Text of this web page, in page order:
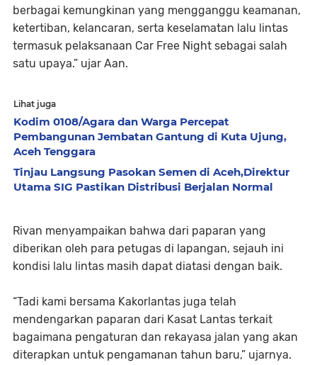
berbagai kemungkinan yang mengganggu keamanan,
ketertiban, kelancaran, serta keselamatan lalu lintas
termasuk pelaksanaan Car Free Night sebagai salah
satu upaya.” ujar Aan.
Lihat juga
Kodim 0108/Agara dan Warga Percepat
Pembangunan Jembatan Gantung di Kuta Ujung,
Aceh Tenggara
Tinjau Langsung Pasokan Semen di Aceh,Direktur
Utama SIG Pastikan Distribusi Berjalan Normal
Rivan menyampaikan bahwa dari paparan yang
diberikan oleh para petugas di lapangan, sejauh ini
kondisi lalu lintas masih dapat diatasi dengan baik.
“Tadi kami bersama Kakorlantas juga telah
mendengarkan paparan dari Kasat Lantas terkait
bagaimana pengaturan dan rekayasa jalan yang akan
diterapkan untuk pengamanan tahun baru,” ujarnya.